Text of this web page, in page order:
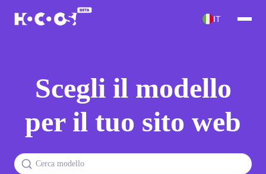
IT
Scegli il modello
per il tuo sito web